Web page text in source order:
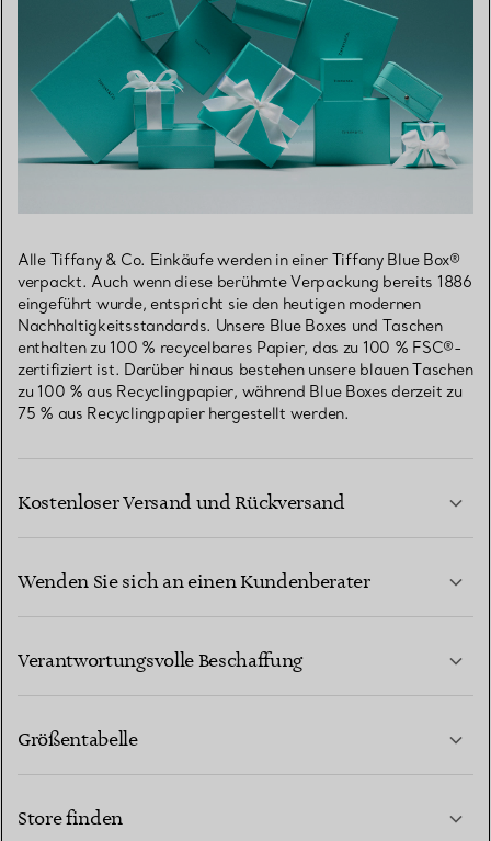
Alle Tiffany & Co. Einkäufe werden in einer Tiffany Blue Box®
verpackt. Auch wenn diese berühmte Verpackung bereits 1886
eingeführt wurde, entspricht sie den heutigen modernen
Nachhaltigkeitsstandards. Unsere Blue Boxes und Taschen
enthalten zu 100 % recycelbares Papier, das zu 100 % FSC®-
zertifiziert ist. Darüber hinaus bestehen unsere blauen Taschen
zu 100 % aus Recyclingpapier, während Blue Boxes derzeit zu
75 % aus Recyclingpapier hergestellt werden.
Kostenloser Versand und Rückversand
Wenden Sie sich an einen Kundenberater
Verantwortungsvolle Beschaffung
Größentabelle
Store finden